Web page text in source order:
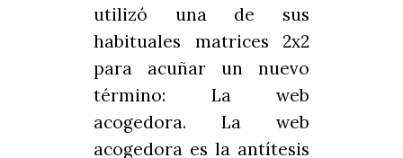
utilizó una de sus
habituales matrices 2x2
para acuñar un nuevo
término: La web
acogedora. La web
acogedora es la antítesis